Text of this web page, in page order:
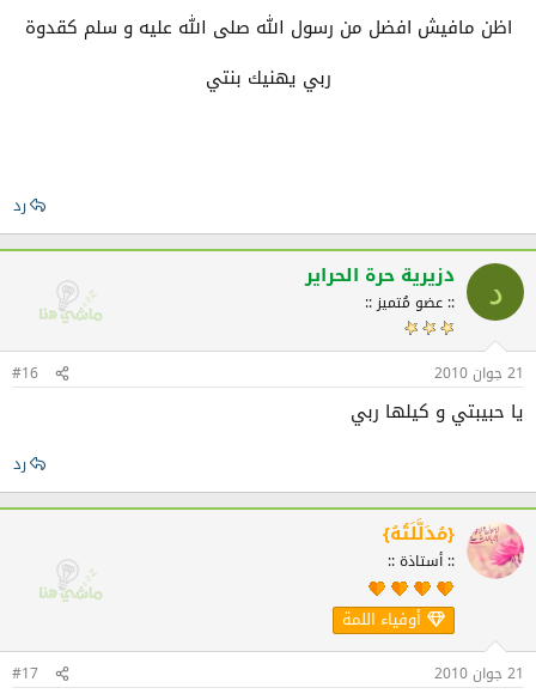
اظن مافيش افضل من رسول الله صلى الله عليه و سلم كقدوة
ربي يهنيك بنتي
رد
د دزيرية حرة الحراير
:: عضو مُتميز ::
21 جوان 2010 #16
يا حبيبتي و كيلها ربي
رد
{مُدَلَّلَتُهُ}
:: أستاذة ::
أوفياء اللمة
21 جوان 2010 #17